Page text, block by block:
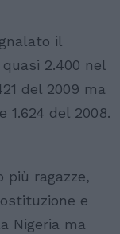
il
2.400 nel
del 2009 ma
del 2008.
più ragazze,
e
Nigeria ma